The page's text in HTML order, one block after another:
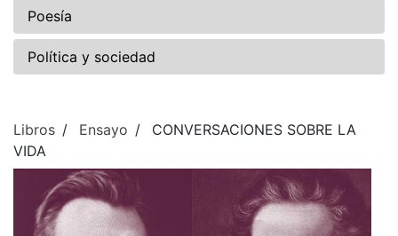
Poesía
Política y sociedad
Libros Ensayo
CONVERSACIONES SOBRE LA
VIDA